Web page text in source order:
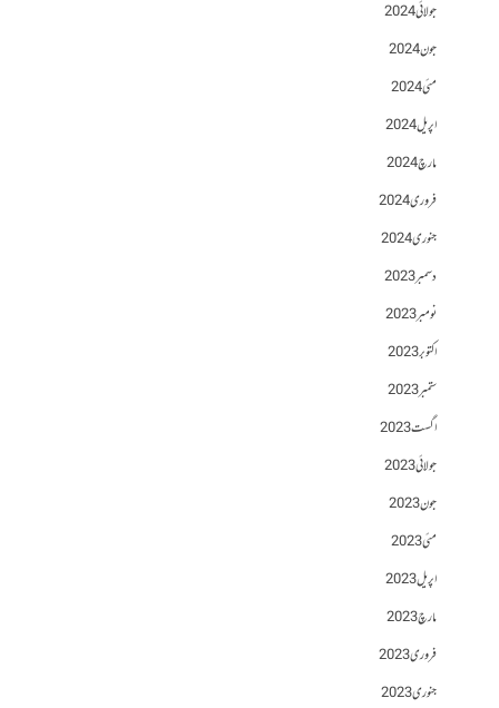
جولائی 2024
جون 2024
مئی 2024
اپریل 2024
مارچ 2024
فروری 2024
جنوری 2024
دسمبر 2023
نومبر 2023
اکتوبر 2023
ستمبر 2023
اگست 2023
جولائی 2023
جون 2023
مئی 2023
اپریل 2023
مارچ 2023
فروری 2023
جنوری 2023